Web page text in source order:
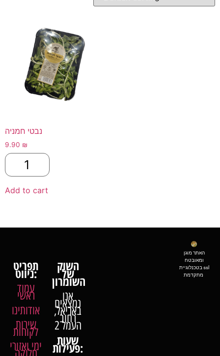
נבטי חמניה
9.90 ₪
Add to cart
תפריט
ניווט:
עמוד
ראשי
אודותינו
שירות
לקוחות
ימי ואזורי
השוק
של
אנו
נמצאים
באריאל,
רחוב
העמל 2
שעותפעילות:
האתר מוגן
ומאובטח
בטכנלוגיית ssl